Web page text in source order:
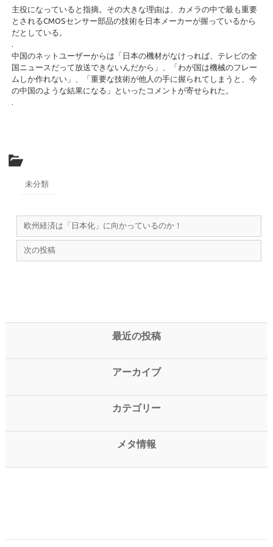
主役になっていると指摘。その大きな理由は、カメラの中で最も重要
とされるCMOSセンサー部品の技術を日本メーカーが握っているから
だとしている。
.
中国のネットユーザーからは「日本の機材がなけっれば、テレビの全
国ニュースだって放送できないんだから」、「わが国は機械のフレー
ムしか作れない」、「重要な技術が他人の手に握られてしまうと、今
の中国のような結果になる」といったコメントが寄せられた。
.
未分類
欧州経済は「日本化」に向かっているのか！
次の投稿
最近の投稿
アーカイブ
カテゴリー
メタ情報